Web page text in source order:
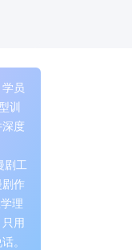
员
训
度
剧工
作
理
用
。